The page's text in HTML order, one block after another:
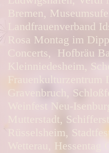
Bremen,
Landfrauenverband
Rosa Montag im
Concerts, Hofbräu
Kleinniedesheim,
Frauenkulturzentrum
Gravenbruch,
Weinfest Neu-
Mutterstadt,
Rüsselsheim,
Wetterau,